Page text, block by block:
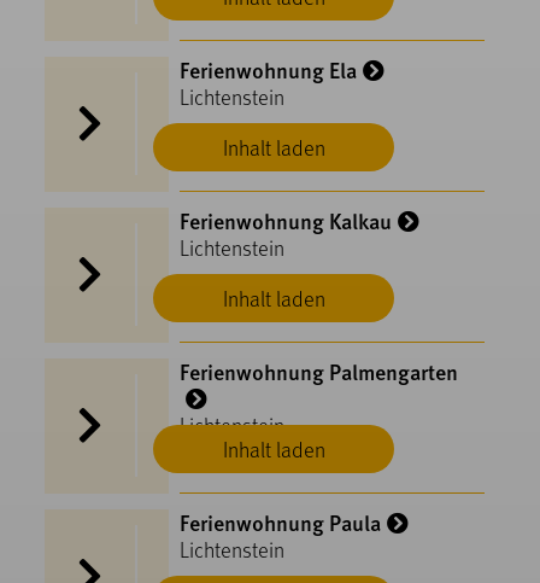
Inhalt laden
Ferienwohnung Ela
Lichtenstein
Inhalt laden
Ferienwohnung Kalkau
Lichtenstein
Inhalt laden
Ferienwohnung Palmengarten
Lichtenstein
Ferienwohnung Paula
Lichtenstein